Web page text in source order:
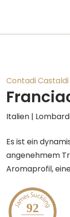
Contadi Castaldi
Italien |
Es ist ein
angenehmem
Aromaprofil, einem
Farbe mit grünlichen
feine und
92